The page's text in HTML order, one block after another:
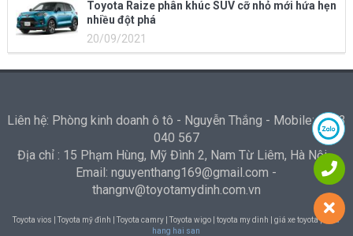
Toyota Raize phân khúc SUV cỡ nhỏ mới hứa hẹn
nhiều đột phá
20/09/2021
Liên hệ: Phòng kinh doanh ô tô - Nguyễn Thắng - Mobile: 0973
040 567
Địa chỉ : 15 Phạm Hùng, Mỹ Đình 2, Nam Từ Liêm, Hà Nội -
Email: nguyenthang169@gmail.com -
thangnv@toyotamydinh.com.vn
Toyota vios | Toyota mỹ đình | Toyota camry | Toyota wigo | toyota my dinh | giá xe toyota |
Nha
hang hai san